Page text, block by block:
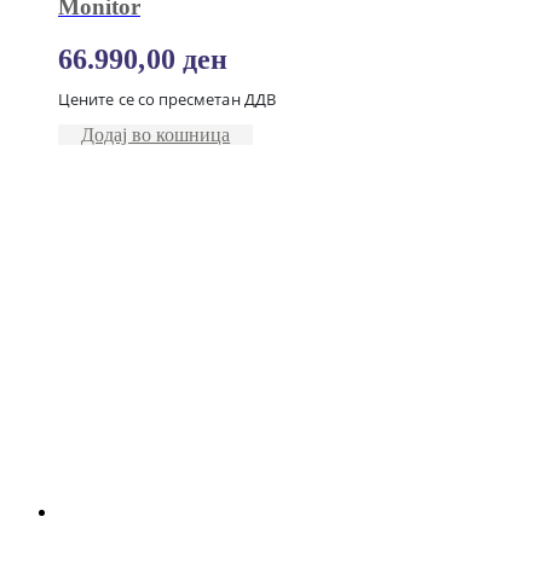
Monitor
66.990,00 ден
Цените се со пресметан ДДВ
Додај во кошница